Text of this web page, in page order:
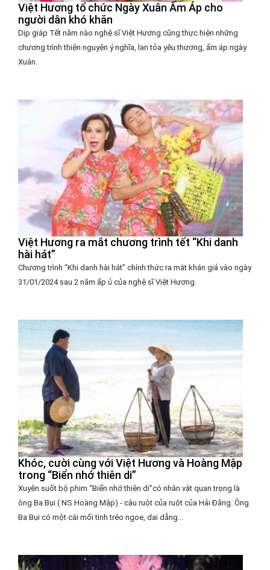
Việt Hương tổ chức Ngày Xuân Ấm Áp cho
người dân khó khăn
Dịp giáp Tết năm nào nghệ sĩ Việt Hương cũng thực hiện những
chương trình thiện nguyện ý nghĩa, lan tỏa yêu thương, ấm áp ngày
Xuân.
Việt Hương ra mắt chương trình tết “Khi danh
hài hát”
Chương trình “Khi danh hài hát” chính thức ra mắt khán giả vào ngày
31/01/2024 sau 2 năm ấp ủ của nghệ sĩ Việt Hương.
Khóc, cười cùng với Việt Hương và Hoàng Mập
trong “Biển nhớ thiên di”
Xuyên suốt bộ phim “Biển nhớ thiên di”có nhân vật quan trọng là
ông Ba Bụi ( NS Hoàng Mập) - cậu ruột của ruột của Hải Đăng. Ông
Ba Bụi có một cái mối tình tréo ngoe, dai dẳng...